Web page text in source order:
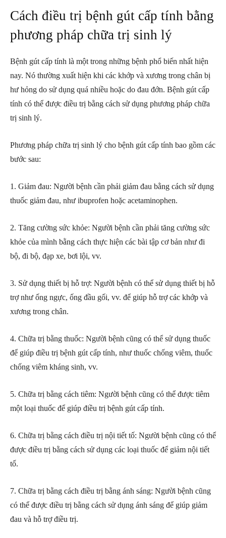
Cách điều trị bệnh gút cấp tính bằng
phương pháp chữa trị sinh lý
Bệnh gút cấp tính là một trong những bệnh phổ biến nhất hiện
nay. Nó thường xuất hiện khi các khớp và xương trong chân bị
hư hỏng do sử dụng quá nhiều hoặc do đau đớn. Bệnh gút cấp
tính có thể được điều trị bằng cách sử dụng phương pháp chữa
trị sinh lý.
Phương pháp chữa trị sinh lý cho bệnh gút cấp tính bao gồm các
bước sau:
1. Giảm đau: Người bệnh cần phải giảm đau bằng cách sử dụng
thuốc giảm đau, như ibuprofen hoặc acetaminophen.
2. Tăng cường sức khỏe: Người bệnh cần phải tăng cường sức
khỏe của mình bằng cách thực hiện các bài tập cơ bản như đi
bộ, đi bộ, đạp xe, bơi lội, vv.
3. Sử dụng thiết bị hỗ trợ: Người bệnh có thể sử dụng thiết bị hỗ
trợ như ống ngực, ống đầu gối, vv. để giúp hỗ trợ các khớp và
xương trong chân.
4. Chữa trị bằng thuốc: Người bệnh cũng có thể sử dụng thuốc
để giúp điều trị bệnh gút cấp tính, như thuốc chống viêm, thuốc
chống viêm kháng sinh, vv.
5. Chữa trị bằng cách tiêm: Người bệnh cũng có thể được tiêm
một loại thuốc để giúp điều trị bệnh gút cấp tính.
6. Chữa trị bằng cách điều trị nội tiết tố: Người bệnh cũng có thể
được điều trị bằng cách sử dụng các loại thuốc để giảm nội tiết
tố.
7. Chữa trị bằng cách điều trị bằng ánh sáng: Người bệnh cũng
có thể được điều trị bằng cách sử dụng ánh sáng để giúp giảm
đau và hỗ trợ điều trị.